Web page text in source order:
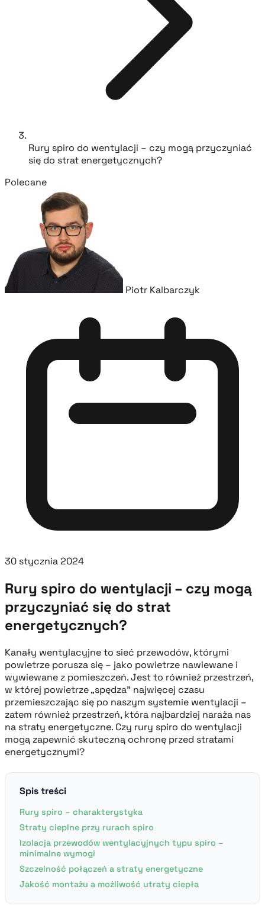
Rury spiro do wentylacji – czy mogą przyczyniać
się do strat energetycznych?
Polecane
Piotr Kalbarczyk
30 stycznia 2024
Rury spiro do wentylacji – czy mogą
przyczyniać się do strat
energetycznych?
Kanały wentylacyjne to sieć przewodów, którymi
powietrze porusza się – jako powietrze nawiewane i
wywiewane z pomieszczeń. Jest to również przestrzeń,
w której powietrze „spędza” najwięcej czasu
przemieszczając się po naszym systemie wentylacji –
zatem również przestrzeń, która najbardziej naraża nas
na straty energetyczne. Czy rury spiro do wentylacji
mogą zapewnić skuteczną ochronę przed stratami
energetycznymi?
Spis treści
Rury spiro – charakterystyka
Straty cieplne przy rurach spiro
Izolacja przewodów wentylacyjnych typu spiro –
minimalne wymogi
Szczelność połączeń a straty energetyczne
Jakość montażu a możliwość utraty ciepła